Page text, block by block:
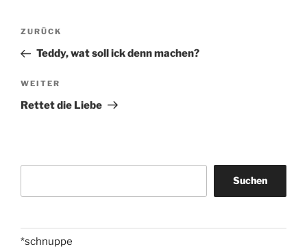
Beitragsnavigation
Vorheriger
Beitrag
ZURÜCK
Teddy, wat soll ick denn machen?
Nächster
Beitrag
WEITER
Rettet die Liebe
Suchen
*schnuppe